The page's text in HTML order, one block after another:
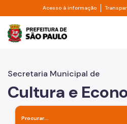
Pular para o Conteúdo principal
Acesso à informação Divisor
Prefeitura de
Secretaria Municipal de
Cultura e